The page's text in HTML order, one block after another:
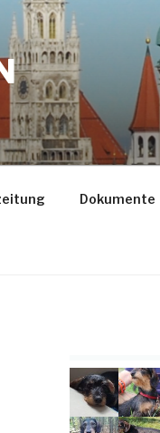
Dokumente